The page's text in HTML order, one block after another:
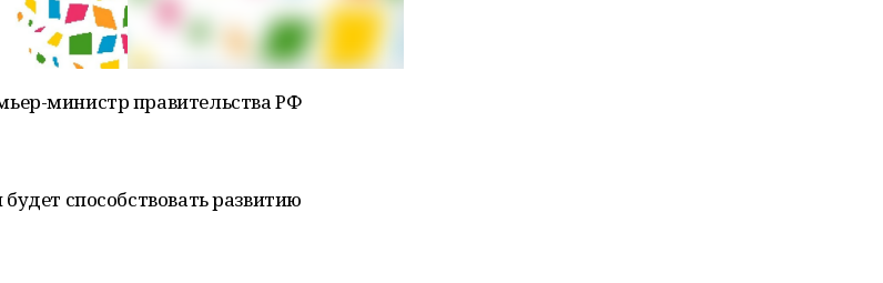
министр правительства РФ
способствовать развитию